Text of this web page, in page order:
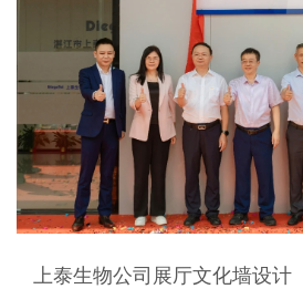
上泰生物公司展厅文化墙设计